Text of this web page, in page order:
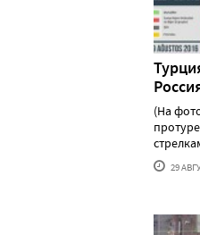
(На
29